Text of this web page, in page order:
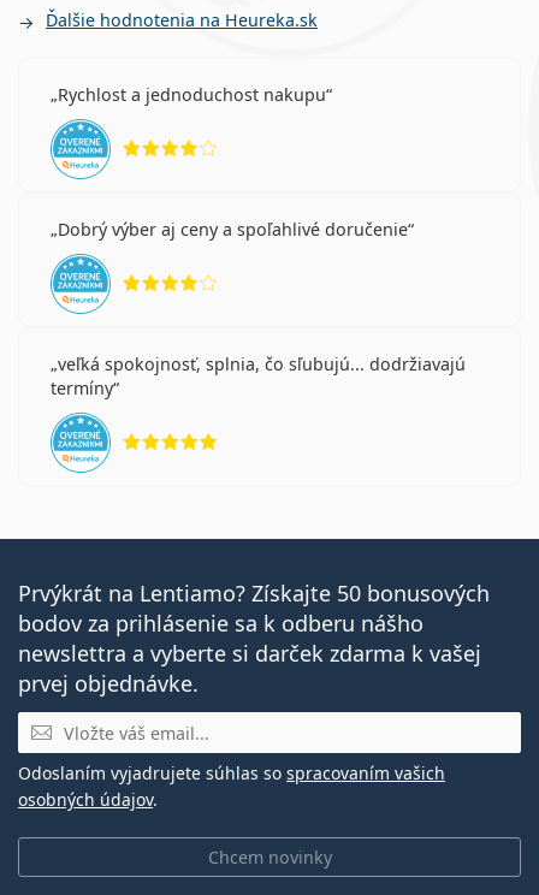
Ďalšie hodnotenia na Heureka.sk
Rychlost a jednoduchost nakupu
Dobrý výber aj ceny a spoľahlivé doručenie
veľká spokojnosť, splnia, čo sľubujú... dodržiavajú
termíny
Prvýkrát na Lentiamo? Získajte 50 bonusových
bodov za prihlásenie sa k odberu nášho
newslettra a vyberte si darček zdarma k vašej
prvej objednávke.
E-mail
Chcem novinky
Odoslaním vyjadrujete súhlas so spracovaním vašich
osobných údajov.